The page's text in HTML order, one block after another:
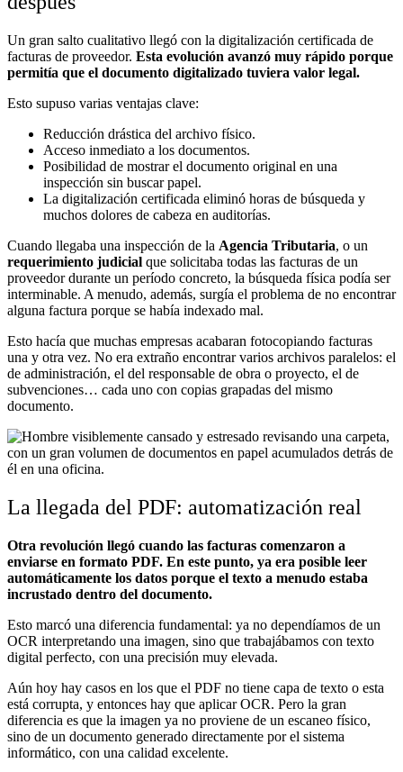
Un gran salto cualitativo llegó con la digitalización certificada de
facturas de proveedor. Esta evolución avanzó muy rápido porque
permitía que el documento digitalizado tuviera valor legal.
Esto supuso varias ventajas clave:
Reducción drástica del archivo físico.
Acceso inmediato a los documentos.
Posibilidad de mostrar el documento original en una
inspección sin buscar papel.
La digitalización certificada eliminó horas de búsqueda y
muchos dolores de cabeza en auditorías.
Cuando llegaba una inspección de la Agencia Tributaria, o un
requerimiento judicial que solicitaba todas las facturas de un
proveedor durante un período concreto, la búsqueda física podía ser
interminable. A menudo, además, surgía el problema de no encontrar
alguna factura porque se había indexado mal.
Esto hacía que muchas empresas acabaran fotocopiando facturas
una y otra vez. No era extraño encontrar varios archivos paralelos: el
de administración, el del responsable de obra o proyecto, el de
subvenciones… cada uno con copias grapadas del mismo
documento.
La llegada del PDF: automatización real
Otra revolución llegó cuando las facturas comenzaron a
enviarse en formato PDF. En este punto, ya era posible leer
automáticamente los datos porque el texto a menudo estaba
incrustado dentro del documento.
Esto marcó una diferencia fundamental: ya no dependíamos de un
OCR interpretando una imagen, sino que trabajábamos con texto
digital perfecto, con una precisión muy elevada.
Aún hoy hay casos en los que el PDF no tiene capa de texto o esta
está corrupta, y entonces hay que aplicar OCR. Pero la gran
diferencia es que la imagen ya no proviene de un escaneo físico,
sino de un documento generado directamente por el sistema
informático, con una calidad excelente.